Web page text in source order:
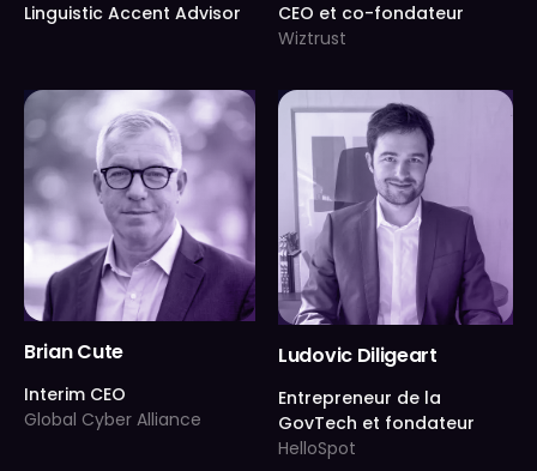
Linguistic Accent Advisor
CEO et co-fondateur
Wiztrust
Brian Cute
Interim CEO
Global Cyber Alliance
Ludovic Diligeart
Entrepreneur de la
GovTech et fondateur
HelloSpot